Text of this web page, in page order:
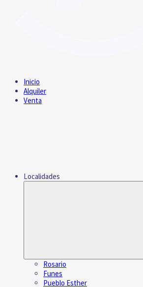
Inicio
Alquiler
Venta
Localidades
Rosario
Funes
Pueblo Esther